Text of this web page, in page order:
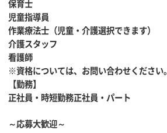
保育士
児童指導員
作業療法士（児童・介護選択できます）
介護スタッフ
看護師
※資格については、お問い合わせください。
【勤務】
正社員・時短勤務正社員・パート
～応募大歓迎～